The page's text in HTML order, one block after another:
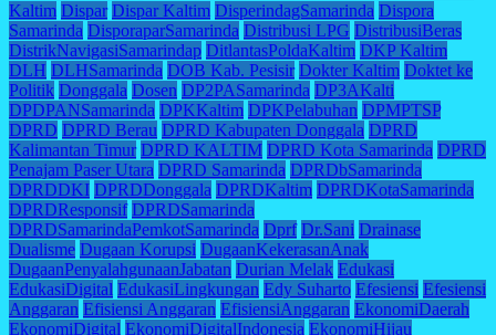
Kaltim Dispar Dispar Kaltim DisperindagSamarinda Dispora
Samarinda DisporaparSamarinda Distribusi LPG DistribusiBeras
DistrikNavigasiSamarindap DitlantasPoldaKaltim DKP Kaltim
DLH DLHSamarinda DOB Kab. Pesisir Dokter Kaltim Doktet ke
Politik Donggala Dosen DP2PASamarinda DP3AKalti
DPDPANSamarinda DPKKaltim DPKPelabuhan DPMPTSP
DPRD DPRD Berau DPRD Kabupaten Donggala DPRD
Kalimantan Timur DPRD KALTIM DPRD Kota Samarinda DPRD
Penajam Paser Utara DPRD Samarinda DPRDbSamarinda
DPRDDKI DPRDDonggala DPRDKaltim DPRDKotaSamarinda
DPRDResponsif DPRDSamarinda
DPRDSamarindaPemkotSamarinda Dprf Dr.Sani Drainase
Dualisme Dugaan Korupsi DugaanKekerasanAnak
DugaanPenyalahgunaanJabatan Durian Melak Edukasi
EdukasiDigital EdukasiLingkungan Edy Suharto Efesiensi Efesiensi
Anggaran Efisiensi Anggaran EfisiensiAnggaran EkonomiDaerah
EkonomiDigital EkonomiDigitalIndonesia EkonomiHijau